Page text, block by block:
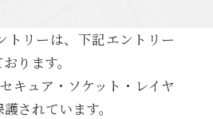
トリーは、下記エントリー
ります。
キュア・ソケット・レイヤ
されています。